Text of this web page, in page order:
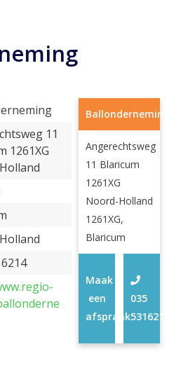
11
1261XG
Ballonderneming
Angerechtsweg
11 Blaricum
1261XG
Noord-Holland
1261XG,
Blaricum
035
5316214
Maak
een
afspraak